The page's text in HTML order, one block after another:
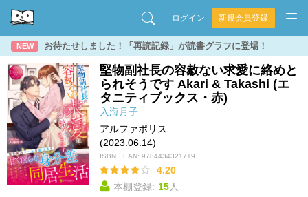
ログイン 新規会員登録
NEW お待たせしました！「再読記録」が読書グラフに登場！
堅物副社長の容赦ない求愛に絡めと
られそうです Akari & Takashi (エ
タニティブックス・赤)
入海月子
アルファポリス
(2023.06.14)
ISBN・EAN: 9784434321719
4.20
本棚登録: 15人